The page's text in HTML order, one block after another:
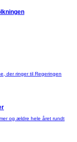
der ringer til Regeringen
og ældre hele året rundt